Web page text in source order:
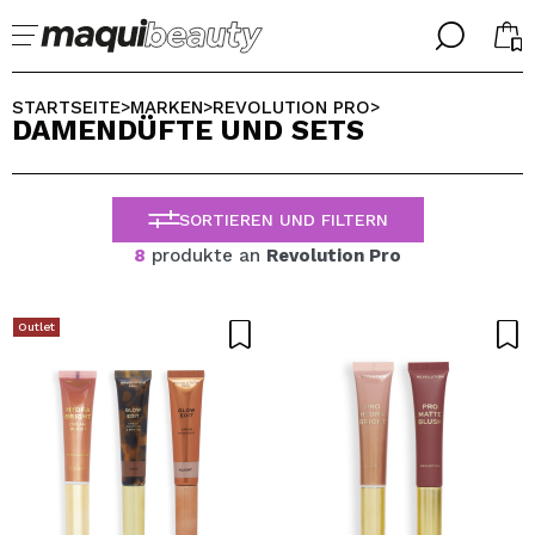
╳
Ich bin bereits #maquilover, ich habe ein Konto
Passwort vergessen?
╳
WÄHLE DEINE SPRACHE
ALEMAN
ESPAÑOL
ENGLISH
FRANCES
STARTSEITE>MARKEN>REVOLUTION PRO>
DAMENDÜFTE UND SETS
SORTIEREN UND FILTERN
8 produkte an Revolution Pro
Outlet